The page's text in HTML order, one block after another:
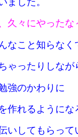
久々にやったな
なこと知らなく
ゃったりしなが
強のかわりに
作れるようにな
いしてもらって